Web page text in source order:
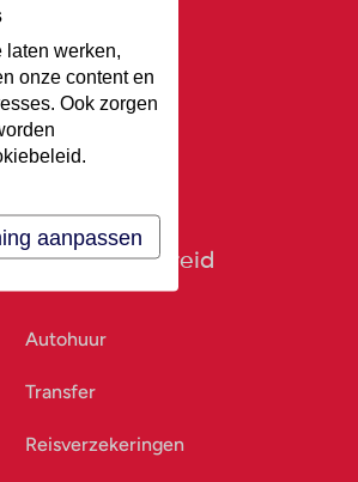
Goed voorbereid
Autohuur
Transfer
Reisverzekeringen
werken,
onze content en
Ook zorgen
aanpassen